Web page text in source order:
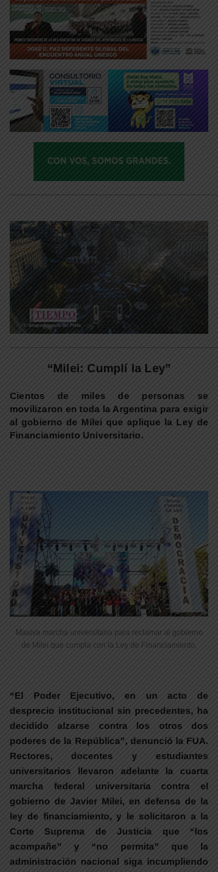
“Milei: Cumplí la Ley”
Cientos de miles de personas se
movilizaron en toda la Argentina para exigir
al gobierno de Milei que aplique la Ley de
Financiamiento Universitario.
Masiva marcha universitaria para reclamar al gobierno
de Milei que cumpla con la Ley de Financiamiento.
“El Poder Ejecutivo, en un acto de
desprecio institucional sin precedentes, ha
decidido alzarse contra los otros dos
poderes de la República”, denunció la FUA.
Rectores, docentes y estudiantes
universitarios llevaron adelante la cuarta
marcha federal universitaria contra el
gobierno de Javier Milei, en defensa de la
ley de financiamiento, y le solicitaron a la
Corte Suprema de Justicia que “los
acompañe” y “no permita” que la
administración nacional siga incumpliendo